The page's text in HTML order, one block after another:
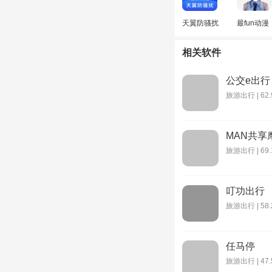
天翼防骚扰 最fun动漫
相关软件
公交e出行
旅游出行 |
MAN共享
旅游出行 |
叮功出行
旅游出行 |
任马停
旅游出行 |